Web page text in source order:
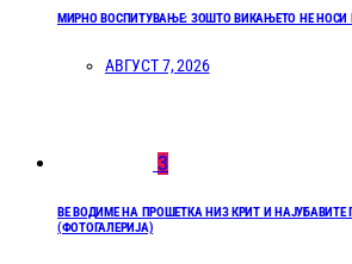
МИРНО ВОСПИТУВАЊЕ: ЗОШТО ВИКАЊЕТО НЕ НОСИ
АВГУСТ 7, 2026
3
ВЕ ВОДИМЕ НА ПРОШЕТКА НИЗ КРИТ И
(ФОТОГАЛЕРИЈА)